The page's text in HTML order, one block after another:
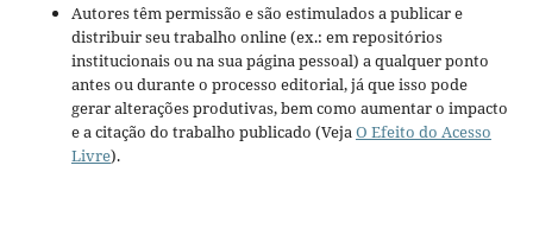
Autores têm permissão e são estimulados a publicar e
distribuir seu trabalho online (ex.: em repositórios
institucionais ou na sua página pessoal) a qualquer ponto
antes ou durante o processo editorial, já que isso pode
gerar alterações produtivas, bem como aumentar o impacto
e a citação do trabalho publicado (VejaO Efeito do Acesso
Livre).